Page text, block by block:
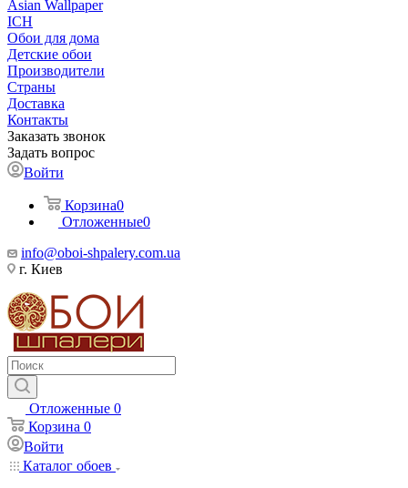
Asian Wallpaper
ICH
Обои для дома
Детские обои
Производители
Страны
Доставка
Контакты
Заказать звонок
Задать вопрос
Войти
Корзина0
Отложенные0
info@oboi-shpalery.com.ua
г. Киев
Отложенные 0
Корзина 0
Войти
Каталог обоев